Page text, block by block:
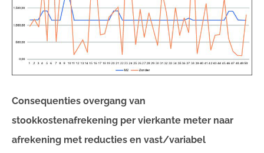
Consequenties overgang van
stookkostenafrekening per vierkante meter naar
afrekening met reducties en vast/variabel